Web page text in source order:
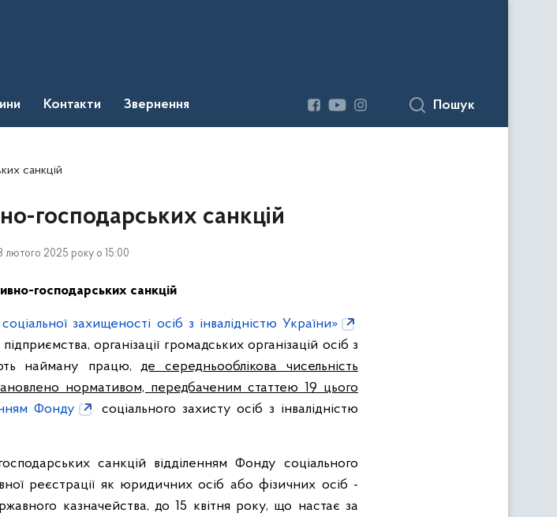
Контакти Звернення Пошук
санкцій
господарських санкцій
лютого 2025 року о 15:00
господарських санкцій
захищеності осіб з інвалідністю України»
організації громадських організацій осіб з
найману працю,де середньооблікова чисельність
нормативом, передбаченим статтею 19 цього
Фонду
соціального захисту осіб з інвалідністю
санкцій відділенням Фонду соціального
реєстрації як юридичних осіб або фізичних осіб -
казначейства, до 15 квітня року, що настає за